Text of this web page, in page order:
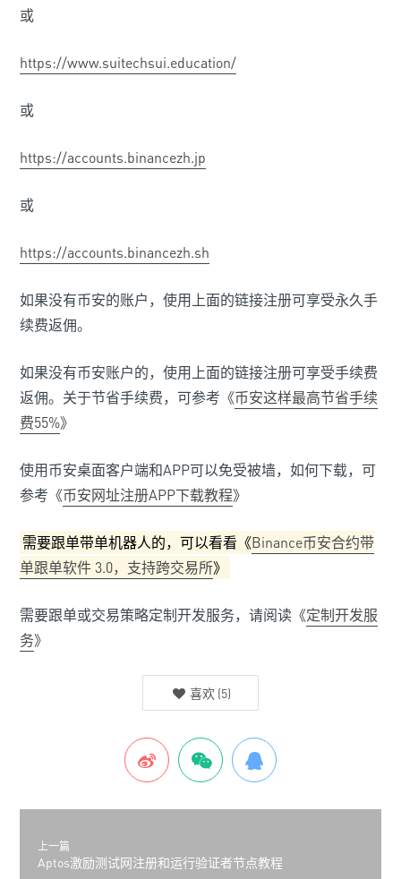
或
https://www.suitechsui.education/
或
https://accounts.binancezh.jp
或
https://accounts.binancezh.sh
如果没有币安的账户，使用上面的链接注册可享受永久手
续费返佣。
如果没有币安账户的，使用上面的链接注册可享受手续费
返佣。关于节省手续费，可参考《币安这样最高节省手续
费55%》
使用币安桌面客户端和APP可以免受被墙，如何下载，可
参考《币安网址注册APP下载教程》
需要跟单带单机器人的，可以看看《Binance币安合约带
单跟单软件 3.0，支持跨交易所》
需要跟单或交易策略定制开发服务，请阅读《定制开发服
务》
喜欢 (5)
上一篇
Aptos激励测试网注册和运行验证者节点教程